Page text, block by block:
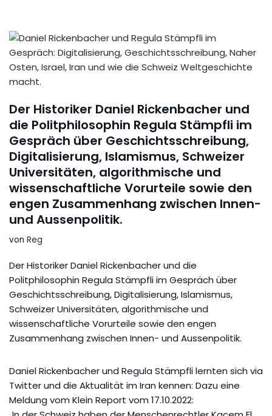
Der Historiker Daniel Rickenbacher und
die Politphilosophin Regula Stämpfli im
Gespräch über Geschichtsschreibung,
Digitalisierung, Islamismus, Schweizer
Universitäten, algorithmische und
wissenschaftliche Vorurteile sowie den
engen Zusammenhang zwischen Innen-
und Aussenpolitik.
von Reg
Der Historiker Daniel Rickenbacher und die
Politphilosophin Regula Stämpfli im Gespräch über
Geschichtsschreibung, Digitalisierung, Islamismus,
Schweizer Universitäten, algorithmische und
wissenschaftliche Vorurteile sowie den engen
Zusammenhang zwischen Innen- und Aussenpolitik.
Daniel Rickenbacher und Regula Stämpfli lernten sich via
Twitter und die Aktualität im Iran kennen: Dazu eine
Meldung vom Klein Report vom 17.10.2022: